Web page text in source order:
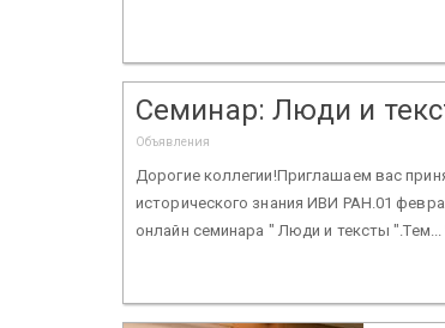
Семинар: Люди и
Объявления
Дорогие коллегии!Приглашаем вас
исторического знания ИВИ РАН.01
онлайн семинара " Люди и тексты ".Тем...